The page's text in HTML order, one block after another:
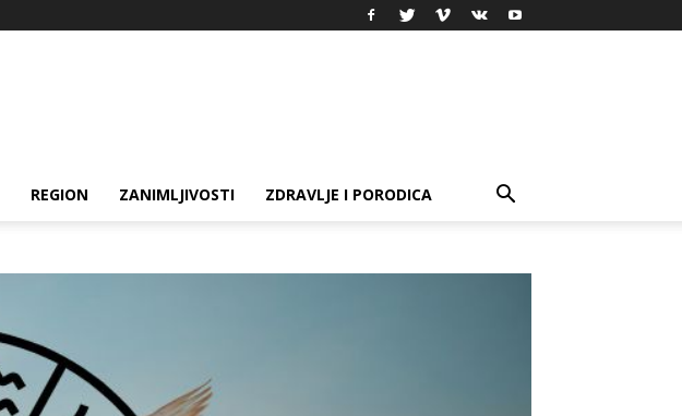
REGION ZANIMLJIVOSTI ZDRAVLJE I PORODICA